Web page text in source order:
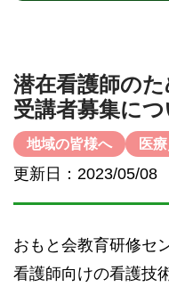
潜在看護師の
受講者募集につ
地域の皆様へ 医
更新日：2023/05/08
おもと会教育研修セ
看護師向けの看護技